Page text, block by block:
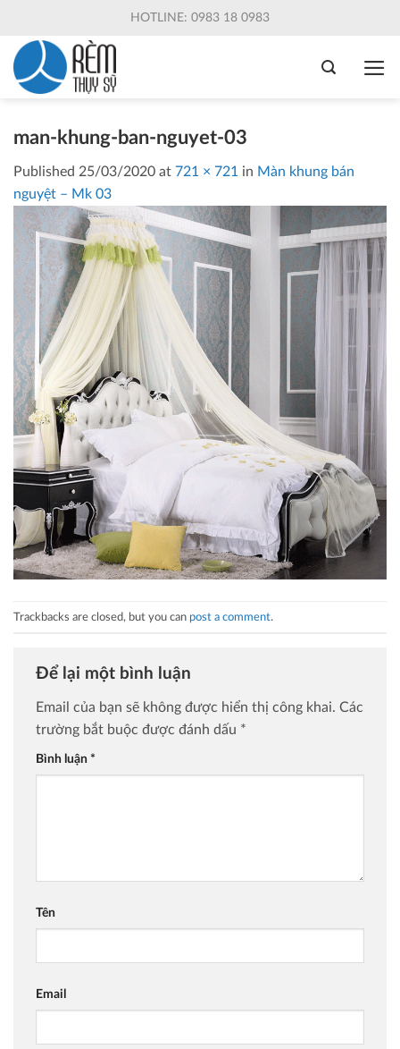
content
HOTLINE: 0983 18 0983
man-khung-ban-nguyet-03
Published 25/03/2020 at 721 × 721 in Màn khung bán
nguyệt – Mk 03
Trackbacks are closed, but you can post a comment.
Để lại một bình luận
Email của bạn sẽ không được hiển thị công khai. Các
trường bắt buộc được đánh dấu *
Bình luận *
Tên
Email